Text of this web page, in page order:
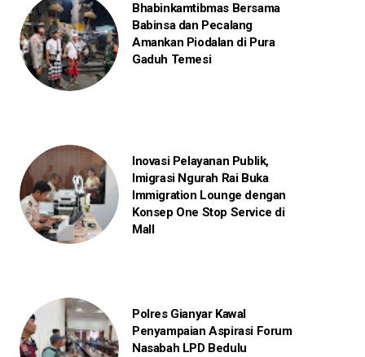
Bhabinkamtibmas Bersama
Babinsa dan Pecalang
Amankan Piodalan di Pura
Gaduh Temesi
Inovasi Pelayanan Publik,
Imigrasi Ngurah Rai Buka
Immigration Lounge dengan
Konsep One Stop Service di
Mall
Polres Gianyar Kawal
Penyampaian Aspirasi Forum
Nasabah LPD Bedulu